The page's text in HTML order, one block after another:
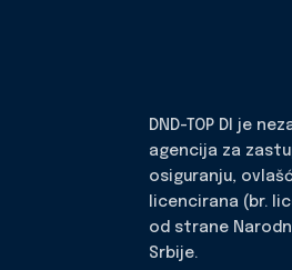
DND-TOP DI je
agencija za
osiguranju,
licencirana (br.
od strane
Srbije.